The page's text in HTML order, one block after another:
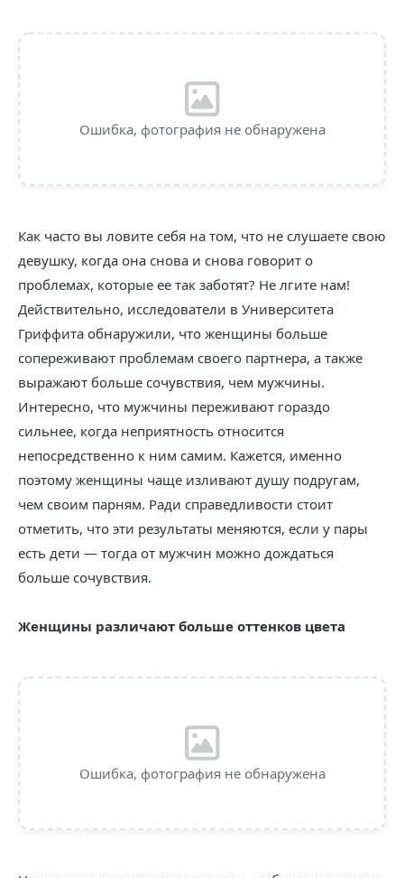
Ошибка, фотография не обнаружена
Как часто вы ловите себя на том, что не слушаете свою
девушку, когда она снова и снова говорит о
проблемах, которые ее так заботят? Не лгите нам!
Действительно, исследователи в Университета
Гриффита обнаружили, что женщины больше
сопереживают проблемам своего партнера, а также
выражают больше сочувствия, чем мужчины.
Интересно, что мужчины переживают гораздо
сильнее, когда неприятность относится
непосредственно к ним самим. Кажется, именно
поэтому женщины чаще изливают душу подругам,
чем своим парням. Ради справедливости стоит
отметить, что эти результаты меняются, если у пары
есть дети — тогда от мужчин можно дождаться
больше сочувствия.
Женщины различают больше оттенков цвета
Ошибка, фотография не обнаружена